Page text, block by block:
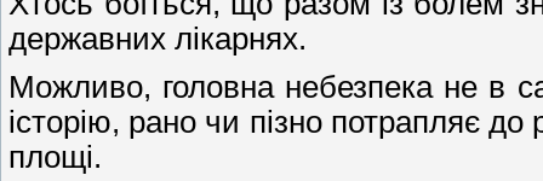
державних лікарнях.
Можливо, головна небезпека не в
історію, рано чи пізно потрапляє
площі.